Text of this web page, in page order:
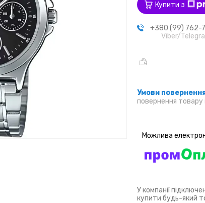
Купити з
+380 (99) 762-
Viber/
повернення товару
У компанії
купити будь-який